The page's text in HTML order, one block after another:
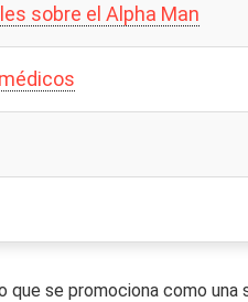
sobre el Alpha Man
que se promociona como